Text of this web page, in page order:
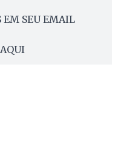
EM SEU EMAIL